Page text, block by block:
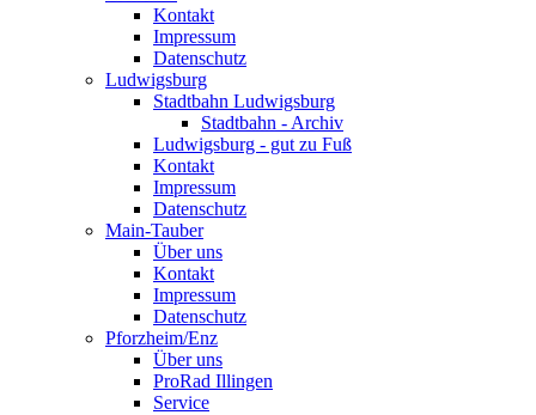
Kontakt
Impressum
Datenschutz
Ludwigsburg
Stadtbahn Ludwigsburg
Stadtbahn - Archiv
Ludwigsburg - gut zu Fuß
Kontakt
Impressum
Datenschutz
Main-Tauber
Über uns
Kontakt
Impressum
Datenschutz
Pforzheim/Enz
Über uns
ProRad Illingen
Service